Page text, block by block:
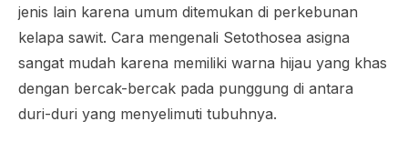
jenis lain karena umum ditemukan di perkebunan
kelapa sawit. Cara mengenali Setothosea asigna
sangat mudah karena memiliki warna hijau yang khas
dengan bercak-bercak pada punggung di antara
duri-duri yang menyelimuti tubuhnya.